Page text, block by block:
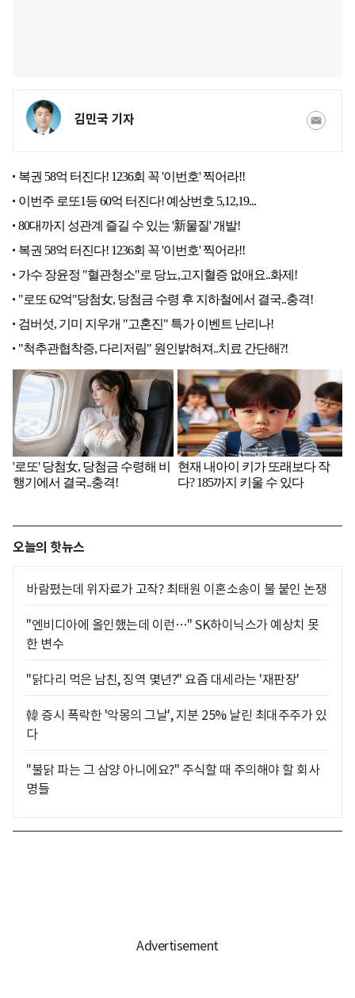
김민국 기자
오늘의 핫뉴스
바람폈는데 위자료가 고작? 최태원 이혼소송이 불 붙인 논쟁
"엔비디아에 올인했는데 이런…" SK하이닉스가 예상치 못
한 변수
"닭다리 먹은 남친, 징역 몇년?" 요즘 대세라는 '재판장'
韓 증시 폭락한 '악몽의 그날', 지분 25% 날린 최대주주가 있
다
"불닭 파는 그 삼양 아니에요?" 주식할 때 주의해야 할 회사
명들